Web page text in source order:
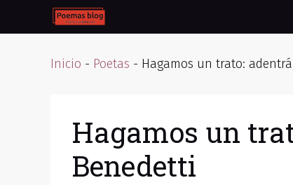
Inicio - Poetas - Hagamos un trato:
Hagamos un
Benedetti